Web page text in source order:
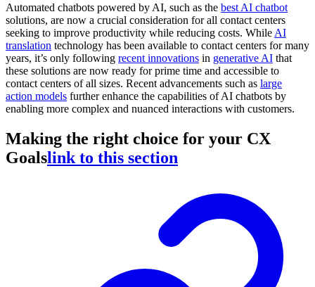
Automated chatbots powered by AI, such as the best AI chatbot
solutions, are now a crucial consideration for all contact centers
seeking to improve productivity while reducing costs. While AI
translation technology has been available to contact centers for many
years, it’s only following recent innovations in generative AI that
these solutions are now ready for prime time and accessible to
contact centers of all sizes. Recent advancements such as large
action models further enhance the capabilities of AI chatbots by
enabling more complex and nuanced interactions with customers.
Making the right choice for your CX
Goalslink to this section